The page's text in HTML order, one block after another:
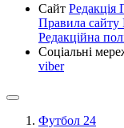
Сайт Редакція
Правила сайту
Редакційна
Соціальні
viber
Футбол 24